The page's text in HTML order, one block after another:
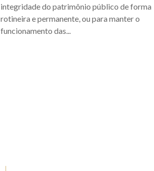
integridade do patrimônio público de forma
rotineira e permanente, ou para manter o
funcionamento das...